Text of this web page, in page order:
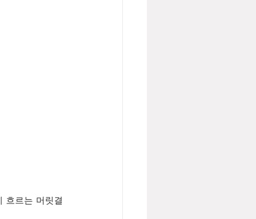
흐르는 머릿결